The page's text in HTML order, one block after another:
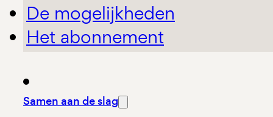
De mogelijkheden
Het abonnement
Samen aan de slag